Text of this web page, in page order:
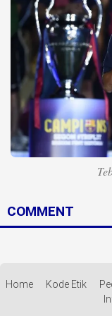
Life Style
Profil
Opini
Video
More
COMMENT
Home Kode Etik